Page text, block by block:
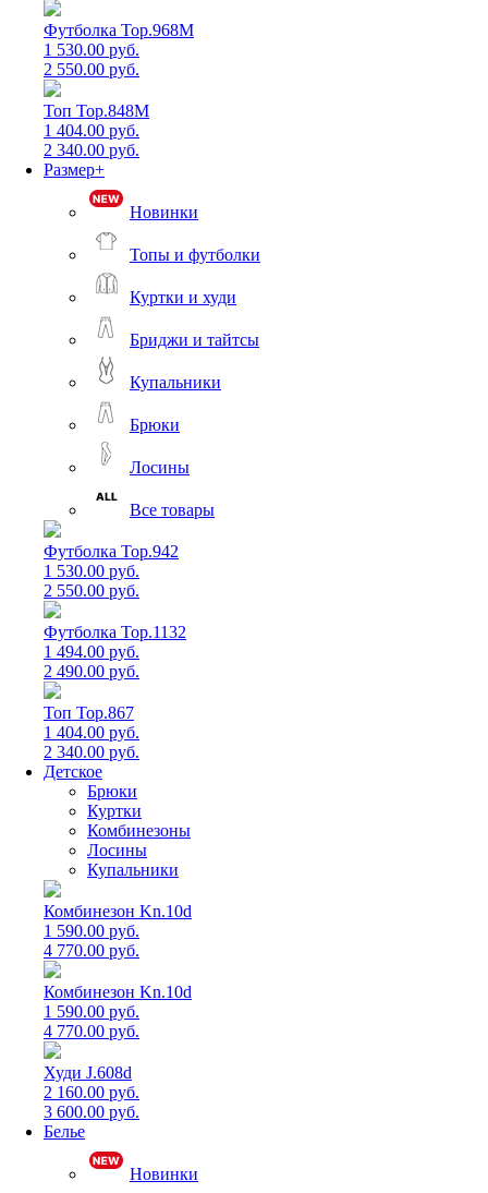
Футболка Top.968M
1 530.00 руб.
2 550.00 руб.
Топ Top.848M
1 404.00 руб.
2 340.00 руб.
Размер+
Новинки
Топы и футболки
Куртки и худи
Бриджи и тайтсы
Купальники
Брюки
Лосины
Все товары
Футболка Top.942
1 530.00 руб.
2 550.00 руб.
Футболка Top.1132
1 494.00 руб.
2 490.00 руб.
Топ Top.867
1 404.00 руб.
2 340.00 руб.
Детское
Брюки
Куртки
Комбинезоны
Лосины
Купальники
Комбинезон Kn.10d
1 590.00 руб.
4 770.00 руб.
Комбинезон Kn.10d
1 590.00 руб.
4 770.00 руб.
Худи J.608d
2 160.00 руб.
3 600.00 руб.
Белье
Новинки